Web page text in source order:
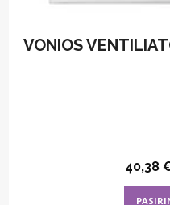
VONIOS
40,38